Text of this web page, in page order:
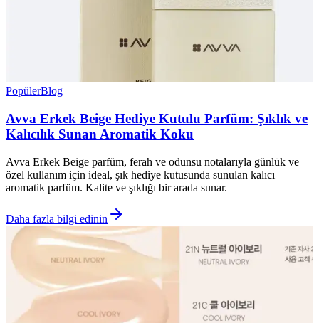
PopülerBlog
Avva Erkek Beige Hediye Kutulu Parfüm: Şıklık ve
Kalıcılık Sunan Aromatik Koku
Avva Erkek Beige parfüm, ferah ve odunsu notalarıyla günlük ve
özel kullanım için ideal, şık hediye kutusunda sunulan kalıcı
aromatik parfüm. Kalite ve şıklığı bir arada sunar.
Daha fazla bilgi edinin